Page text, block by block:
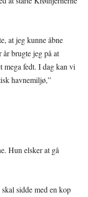
at jeg kunne åbne
år brugte jeg på at
mega fedt. I dag kan vi
havnemiljø,”
Hun elsker at gå
sidde med en kop